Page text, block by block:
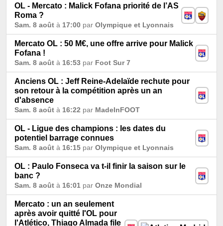
OL - Mercato : Malick Fofana priorité de l’AS
Roma ?
Sam. 8 août à 17:00 par Olympique et Lyonnais
Mercato OL : 50 M€, une offre arrive pour Malick
Fofana !
Sam. 8 août à 16:53 par Foot Sur 7
Anciens OL : Jeff Reine-Adelaïde rechute pour
son retour à la compétition après un an
d'absence
Sam. 8 août à 16:22 par MadeInFOOT
OL - Ligue des champions : les dates du
potentiel barrage connues
Sam. 8 août à 16:15 par Olympique et Lyonnais
OL : Paulo Fonseca va t-il finir la saison sur le
banc ?
Sam. 8 août à 16:01 par Onze Mondial
Mercato : un an seulement
après avoir quitté l'OL pour
l'Atlético, Thiago Almada file